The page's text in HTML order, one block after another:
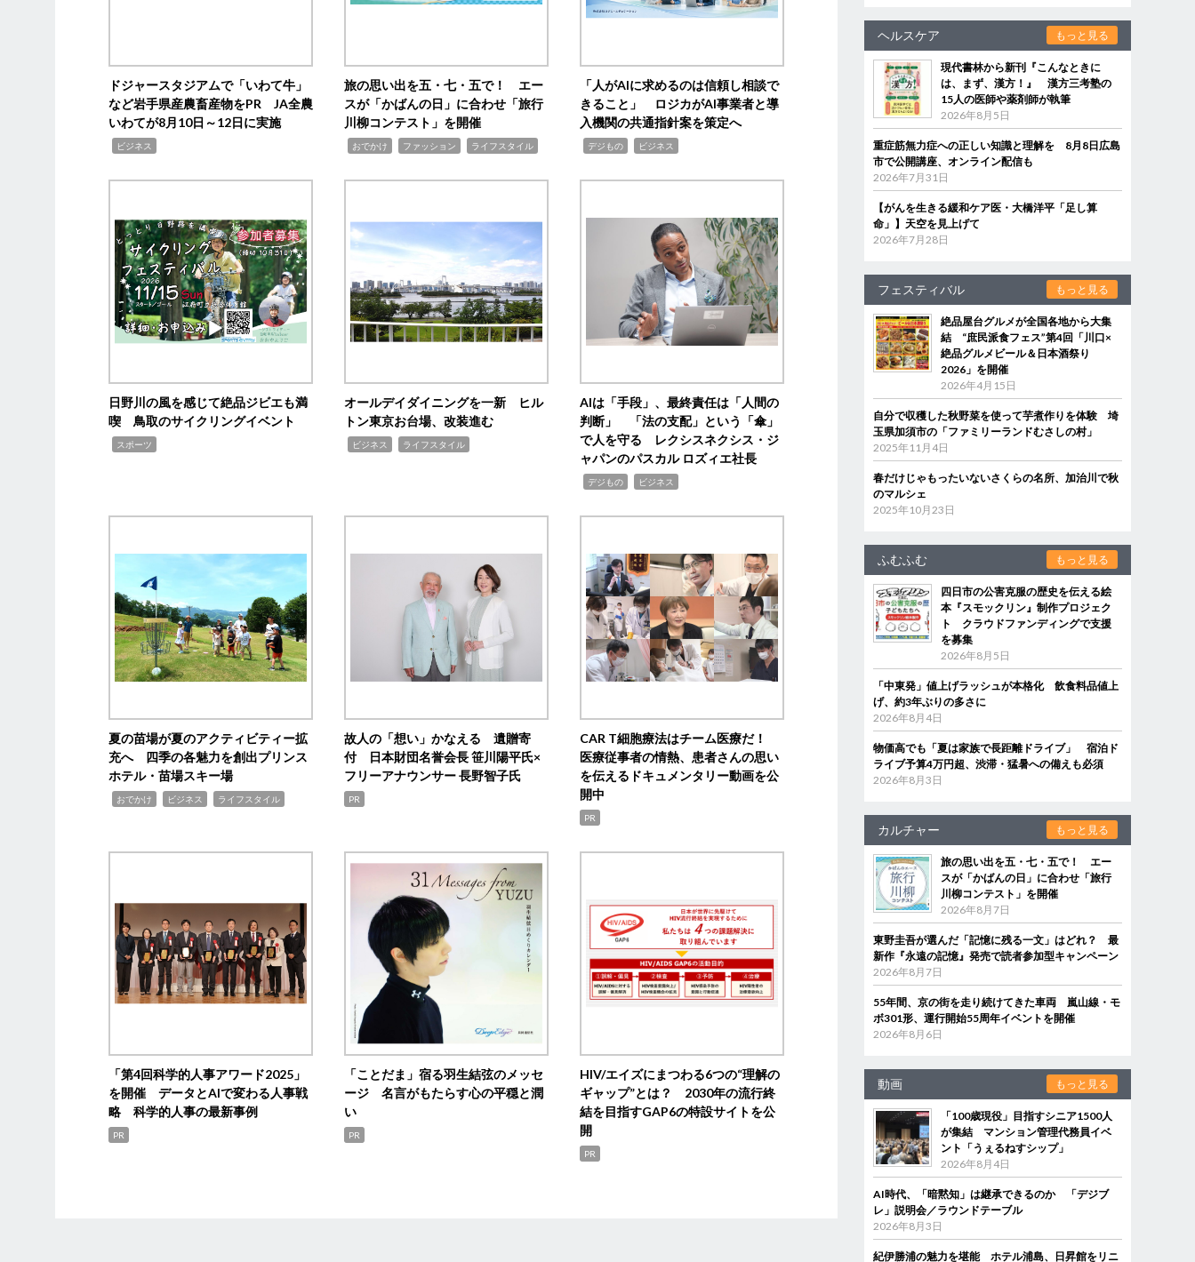
ドジャースタジアムで「いわて牛」
など岩手県産農畜産物をPR JA全農
いわてが8月10日～12日に実施
ビジネス
旅の思い出を五・七・五で！ エー
スが「かばんの日」に合わせ「旅行
川柳コンテスト」を開催
おでかけ ファッション ライフスタイル
「人がAIに求めるのは信頼し相談で
きること」 ロジカがAI事業者と導
入機関の共通指針案を策定へ
デジもの ビジネス
日野川の風を感じて絶品ジビエも満
喫 鳥取のサイクリングイベント
スポーツ
オールデイダイニングを一新 ヒル
トン東京お台場、改装進む
ビジネス ライフスタイル
AIは「手段」、最終責任は「人間の
判断」 「法の支配」という「傘」
で人を守る レクシスネクシス・ジ
ャパンのパスカル ロズィエ社長
デジもの ビジネス
夏の苗場が夏のアクティビティー拡
充へ 四季の各魅力を創出プリンス
ホテル・苗場スキー場
おでかけ ビジネス ライフスタイル
故人の「想い」かなえる 遺贈寄
付 日本財団名誉会長 笹川陽平氏×
フリーアナウンサー 長野智子氏
PR
CAR T細胞療法はチーム医療だ！
医療従事者の情熱、患者さんの思い
を伝えるドキュメンタリー動画を公
開中
PR
「第4回科学的人事アワード2025」
を開催 データとAIで変わる人事戦
略 科学的人事の最新事例
PR
「ことだま」宿る羽生結弦のメッセ
ージ 名言がもたらす心の平穏と潤
い
PR
HIV/エイズにまつわる6つの“理解の
ギャップ”とは？ 2030年の流行終
結を目指すGAP6の特設サイトを公
開
PR
ヘルスケア もっと見る
現代書林から新刊『こんなときに
は、まず、漢方！』 漢方三考塾の
15人の医師や薬剤師が執筆
2026年8月5日
重症筋無力症への正しい知識と理解を 8月8日広島
市で公開講座、オンライン配信も
2026年7月31日
【がんを生きる緩和ケア医・大橋洋平「足し算
命」】天空を見上げて
2026年7月28日
フェスティバル もっと見る
絶品屋台グルメが全国各地から大集
結 “庶民派食フェス”第4回「川口×
絶品グルメビール＆日本酒祭り
2026」を開催
2026年4月15日
自分で収穫した秋野菜を使って芋煮作りを体験 埼
玉県加須市の「ファミリーランドむさしの村」
2025年11月4日
春だけじゃもったいないさくらの名所、加治川で秋
のマルシェ
2025年10月23日
ふむふむ もっと見る
四日市の公害克服の歴史を伝える絵
本『スモックリン』制作プロジェク
ト クラウドファンディングで支援
を募集
2026年8月5日
「中東発」値上げラッシュが本格化 飲食料品値上
げ、約3年ぶりの多さに
2026年8月4日
物価高でも「夏は家族で長距離ドライブ」 宿泊ド
ライブ予算4万円超、渋滞・猛暑への備えも必須
2026年8月3日
カルチャー もっと見る
旅の思い出を五・七・五で！ エー
スが「かばんの日」に合わせ「旅行
川柳コンテスト」を開催
2026年8月7日
東野圭吾が選んだ「記憶に残る一文」はどれ？ 最
新作『永遠の記憶』発売で読者参加型キャンペーン
2026年8月7日
55年間、京の街を走り続けてきた車両 嵐山線・モ
ボ301形、運行開始55周年イベントを開催
2026年8月6日
動画 もっと見る
「100歳現役」目指すシニア1500人
が集結 マンション管理代務員イベ
ント「うぇるねすシップ」
2026年8月4日
AI時代、「暗黙知」は継承できるのか 「デジブ
レ」説明会／ラウンドテーブル
2026年8月3日
紀伊勝浦の魅力を堪能 ホテル浦島、日昇館をリニ